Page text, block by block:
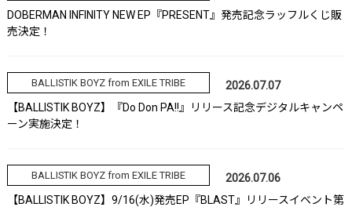
DOBERMAN INFINITY NEW EP『PRESENT』発売記念ラッフルくじ販
売決定！
BALLISTIK BOYZ from EXILE TRIBE
2026.07.07
【BALLISTIK BOYZ】『Do Don PA!!』リリース記念デジタルキャンペ
ーン実施決定！
BALLISTIK BOYZ from EXILE TRIBE
2026.07.06
【BALLISTIK BOYZ】9/16(水)発売EP『BLAST』リリースイベント第